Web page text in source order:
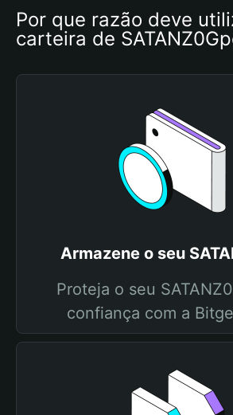
Por que razão deve
carteira de
Armazene o seu
Proteja o seu
confiança com a